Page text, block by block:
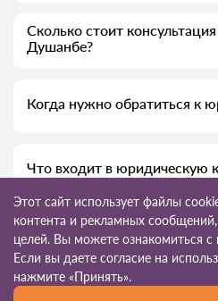
Advokat-tj.com — полезны для
Сколько стоит
Душанбе?
темы вопроса.
Когда нужно обратиться к
жалобах или необходимости
Что входит в юридическую
Анализ ситуации, разъяснение
решения, рекомендации и
Этот сайт использует файлы
контента и рекламных
целей. Вы можете ознакомиться с
Если вы даете согласие на
нажмите «Принять».